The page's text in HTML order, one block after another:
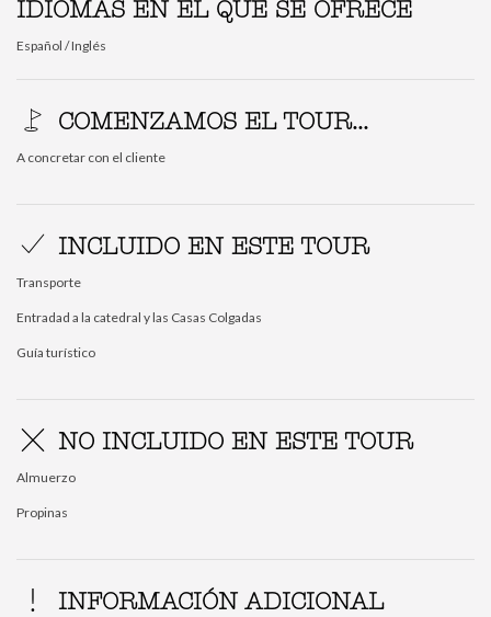
IDIOMAS EN EL QUE SE OFRECE
Español / Inglés
COMENZAMOS EL TOUR...
A concretar con el cliente
INCLUIDO EN ESTE TOUR
Transporte
Entradad a la catedral y las Casas Colgadas
Guía turístico
NO INCLUIDO EN ESTE TOUR
Almuerzo
Propinas
INFORMACIÓN ADICIONAL